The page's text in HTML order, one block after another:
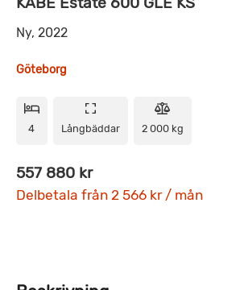
Ny, 2022
Göteborg
4 Långbäddar 2 000 kg
557 880 kr
Delbetala från 2 566 kr / mån